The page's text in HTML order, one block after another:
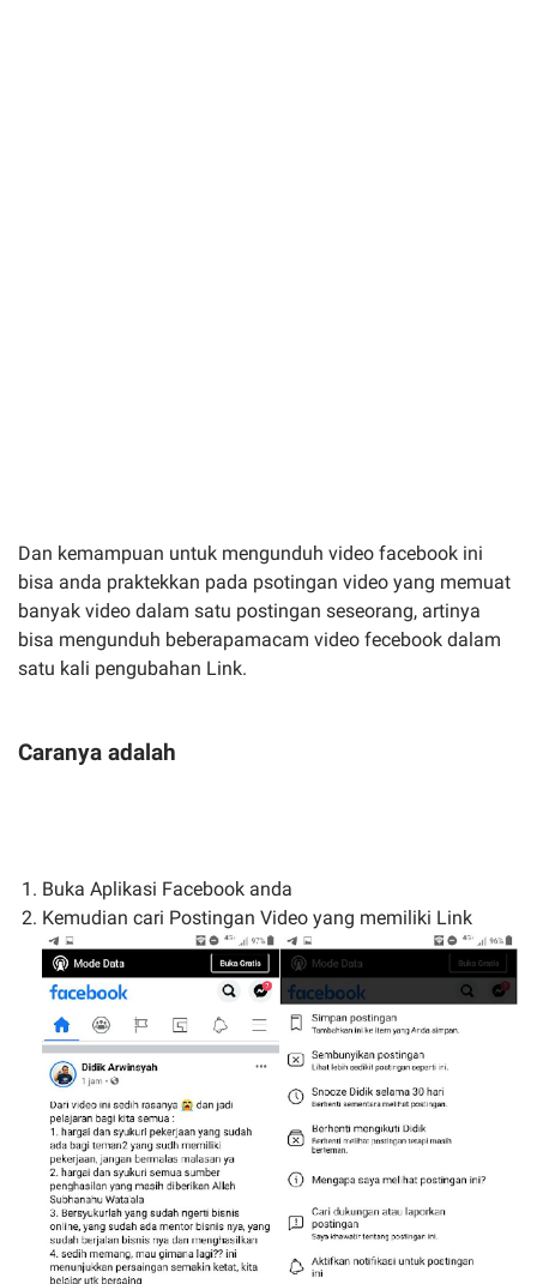
Dan kemampuan untuk mengunduh video facebook ini
bisa anda praktekkan pada psotingan video yang memuat
banyak video dalam satu postingan seseorang, artinya
bisa mengunduh beberapamacam video fecebook dalam
satu kali pengubahan Link.
Caranya adalah
Buka Aplikasi Facebook anda
Kemudian cari Postingan Video yang memiliki Link